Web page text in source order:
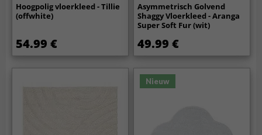
Hoogpolig vloerkleed - Tillie
(offwhite)
54.99 €
Asymmetrisch Golvend
Shaggy Vloerkleed - Aranga
Super Soft Fur (wit)
49.99 €
Nieuw